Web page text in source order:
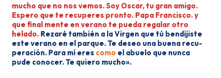
mu­cho que no nos vemos. Soy Oscar, tu gran amigo.
Espero que te recuperes pronto. Papa Francisco. y
que final­ mente en verano te pueda regalar otro
helado. Rezaré también a la Virgen­ que tú bendijiste
este verano en el parque. Te deseo una buena recu­
peración. Para mí eres como el abue­lo que nunca
pude conocer. Te quie­ro mucho».